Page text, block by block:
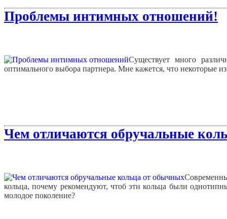
Проблемы интимных отношений!
Существует много
оптимального выбора партнера. Мне кажется, что некоторые
Чем отличаются обручальные
кольца, почему рекомендуют, чтоб эти кольца были
молодое поколение?